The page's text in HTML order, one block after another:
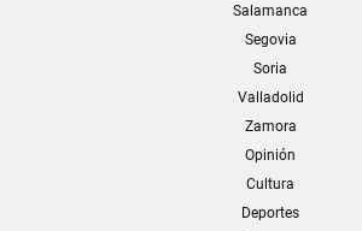
Salamanca
Segovia
Soria
Valladolid
Zamora
Opinión
Cultura
Deportes